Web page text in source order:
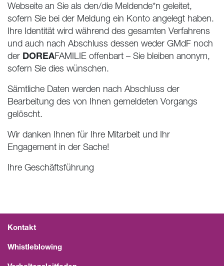
Webseite an Sie als den/die Meldende*n geleitet,
sofern Sie bei der Meldung ein Konto angelegt haben.
Ihre Identität wird während des gesamten Verfahrens
und auch nach Abschluss dessen weder GMdF noch
der DOREAFAMILIE offenbart – Sie bleiben anonym,
sofern Sie dies wünschen.
Sämtliche Daten werden nach Abschluss der
Bearbeitung des von Ihnen gemeldeten Vorgangs
gelöscht.
Wir danken Ihnen für Ihre Mitarbeit und Ihr
Engagement in der Sache!
Ihre Geschäftsführung
Kontakt
Whistleblowing